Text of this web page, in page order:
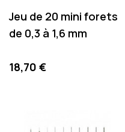
Jeu de 20 mini forets
de 0,3 à 1,6 mm
Preis
18,70 €